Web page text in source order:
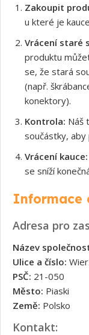
Zakoupit
u které je
Vrácení staré
produktu
se, že stará
(např.
konektory).
Kontrola: Náš
součástky,
Vrácení kauce:
se sníží
Informace
Adresa pro
Název
Ulice a číslo:
PSČ: 21-050
Město: Piaski
Země: Polsko
Kontakt: